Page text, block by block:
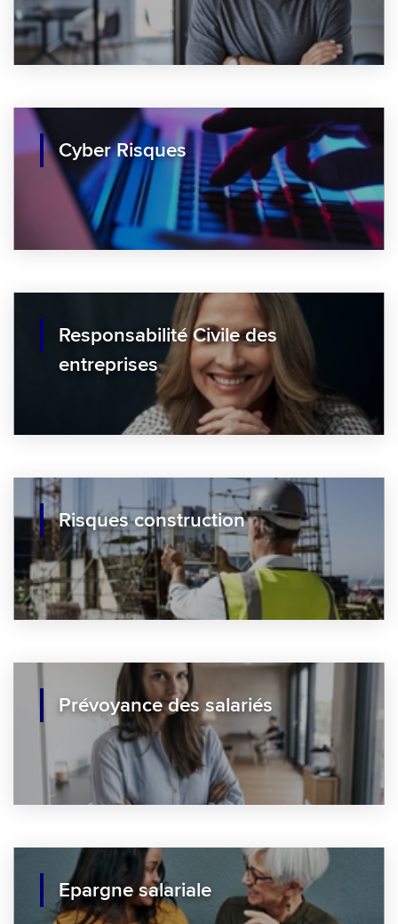
Cyber Risques
Responsabilité Civile des
entreprises
Risques construction
Prévoyance des salariés
Epargne salariale